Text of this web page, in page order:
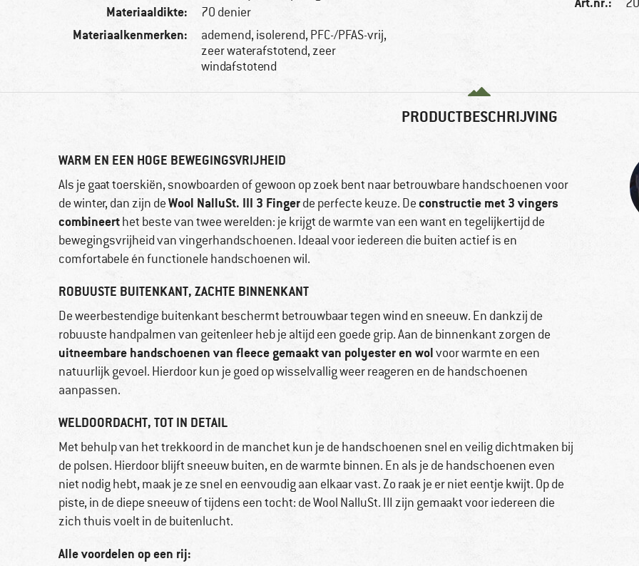
Materiaaldikte: 70 denier
Materiaalkenmerken:
ademend, isolerend, PFC-/PFAS-vrij,
zeer waterafstotend, zeer
windafstotend
PRODUCTBESCHRIJVING
WARM EN EEN HOGE BEWEGINGSVRIJHEID
Als je gaat toerskiën, snowboarden of gewoon op zoek bent naar betrouwbare handschoenen voor
de winter, dan zijn deWool NalluSt. III 3 Fingerde perfecte keuze. Deconstructie met 3 vingers
combineerthet beste van twee werelden: je krijgt de warmte van een want en tegelijkertijd de
bewegingsvrijheid van vingerhandschoenen. Ideaal voor iedereen die buiten actief is en
comfortabele én functionele handschoenen wil.
ROBUUSTE BUITENKANT, ZACHTE BINNENKANT
De weerbestendige buitenkant beschermt betrouwbaar tegen wind en sneeuw. En dankzij de
robuuste handpalmen van geitenleer heb je altijd een goede grip. Aan de binnenkant zorgen de
uitneembare handschoenen van fleece gemaakt van polyester en wolvoor warmte en een
natuurlijk gevoel. Hierdoor kun je goed op wisselvallig weer reageren en de handschoenen
aanpassen.
WELDOORDACHT, TOT IN DETAIL
Met behulp van het trekkoord in de manchet kun je de handschoenen snel en veilig dichtmaken bij
de polsen. Hierdoor blijft sneeuw buiten, en de warmte binnen. En als je de handschoenen even
niet nodig hebt, maak je ze snel en eenvoudig aan elkaar vast. Zo raak je er niet eentje kwijt. Op de
piste, in de diepe sneeuw of tijdens een tocht: de Wool NalluSt. III zijn gemaakt voor iedereen die
zich thuis voelt in de buitenlucht.
Alle voordelen op een rij: